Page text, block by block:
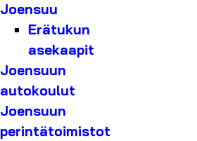
Joensuu
Erätukun
asekaapit
Joensuun
autokoulut
Joensuun
perintätoimistot